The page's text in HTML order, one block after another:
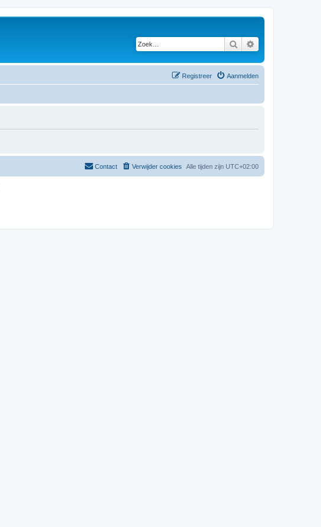
Zoek
Aanmelden
Registreer
Alle tijden zijn UTC+02:00
Verwijder cookies
Contact